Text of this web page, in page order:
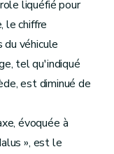
liquéfié pour
le chiffre
véhicule
tel qu'indiqué
est diminué de
évoquée à
», est le